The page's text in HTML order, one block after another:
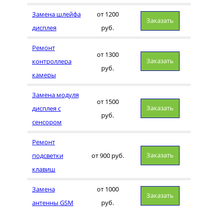
Замена шлейфа
дисплея
от 1200
руб.
Заказать
Ремонт
контроллера
камеры
от 1300
руб.
Заказать
Замена модуля
дисплея с
сенсором
от 1500
руб.
Заказать
Ремонт
подсветки
клавиш
от 900 руб. Заказать
Замена
антенны GSM
от 1000
руб.
Заказать